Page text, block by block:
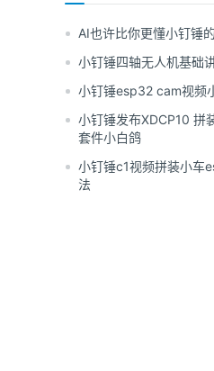
AI也许比你更懂小钉锤
小钉锤四轴无人机基础
小钉锤esp32 cam视频
小钉锤发布XDCP10 拼
套件小白鸽
小钉锤c1视频拼装小车
法